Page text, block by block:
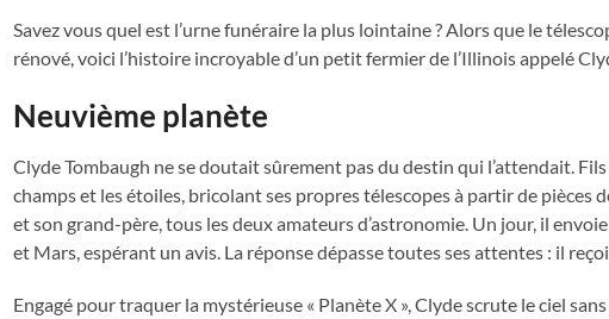
Savez vous quel est l’urne funéraire la plus lointaine ? Alors que le
rénové, voici l’histoire incroyable d’un petit fermier de l’Illinois appelé
Neuvième planète
Clyde Tombaugh ne se doutait sûrement pas du destin qui l’attendait.
champs et les étoiles, bricolant ses propres télescopes à partir de pièces
et son grand-père, tous les deux amateurs d’astronomie. Un jour, il
et Mars, espérant un avis. La réponse dépasse toutes ses attentes : il
Engagé pour traquer la mystérieuse « Planète X », Clyde scrute le ciel